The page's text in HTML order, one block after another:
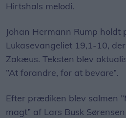
Hirtshals melodi.
Johan Hermann Rump
Lukasevangeliet 19,1-10,
Zakæus. Teksten blev
”At forandre, for at bevare”.
Efter prædiken blev salmen
magt” af Lars Busk